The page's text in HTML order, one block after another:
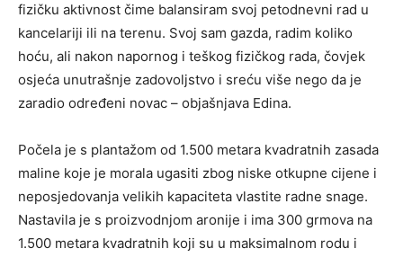
fizičku aktivnost čime balansiram svoj petodnevni rad u
kancelariji ili na terenu. Svoj sam gazda, radim koliko
hoću, ali nakon napornog i teškog fizičkog rada, čovjek
osjeća unutrašnje zadovoljstvo i sreću više nego da je
zaradio određeni novac – objašnjava Edina.
Počela je s plantažom od 1.500 metara kvadratnih zasada
maline koje je morala ugasiti zbog niske otkupne cijene i
neposjedovanja velikih kapaciteta vlastite radne snage.
Nastavila je s proizvodnjom aronije i ima 300 grmova na
1.500 metara kvadratnih koji su u maksimalnom rodu i